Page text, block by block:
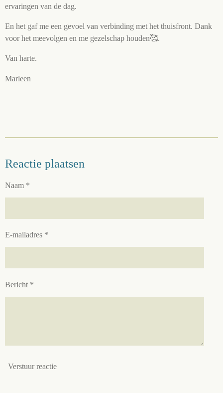
ervaringen van de dag.
En het gaf me een gevoel van verbinding met het thuisfront. Dank
voor het meevolgen en me gezelschap houden🥰.
Van harte.
Marleen
Reactie plaatsen
Naam *
E-mailadres *
Bericht *
Verstuur reactie